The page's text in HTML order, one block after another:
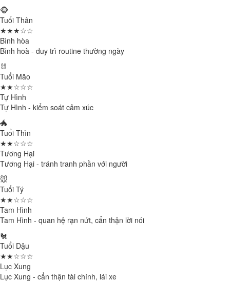
🐵
Tuổi Thân
★★★☆☆
Bình hòa
Bình hoà - duy trì routine thường ngày
🐰
Tuổi Mão
★★☆☆☆
Tự Hình
Tự Hình - kiểm soát cảm xúc
🐲
Tuổi Thìn
★★☆☆☆
Tương Hại
Tương Hại - tránh tranh phần với người
🐭
Tuổi Tý
★★☆☆☆
Tam Hình
Tam Hình - quan hệ rạn nứt, cẩn thận lời nói
🐔
Tuổi Dậu
★★☆☆☆
Lục Xung
Lục Xung - cẩn thận tài chính, lái xe